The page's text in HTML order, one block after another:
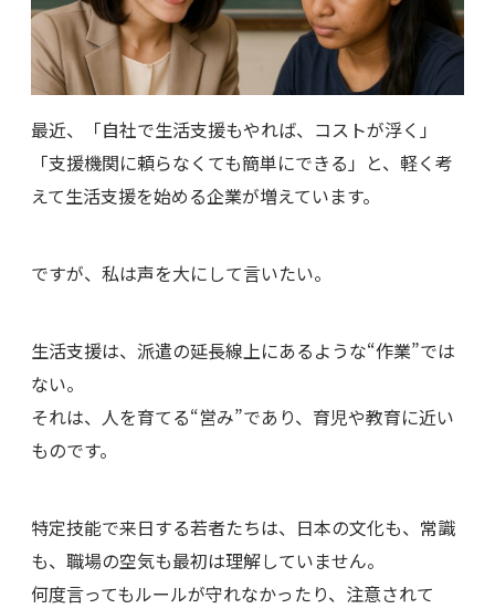
最近、「自社で生活支援もやれば、コストが浮く」
「支援機関に頼らなくても簡単にできる」と、軽く考
えて生活支援を始める企業が増えています。
ですが、私は声を大にして言いたい。
生活支援は、派遣の延長線上にあるような“作業”では
ない。
それは、人を育てる“営み”であり、育児や教育に近い
ものです。
特定技能で来日する若者たちは、日本の文化も、常識
も、職場の空気も最初は理解していません。
何度言ってもルールが守れなかったり、注意されて